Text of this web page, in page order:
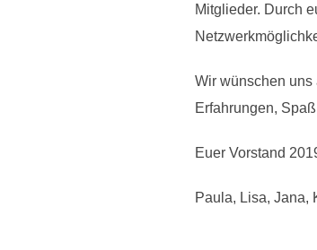
Mitglieder. Durch
Wir wünschen uns
Erfahrungen,
Euer Vorstand
Paula, Lisa, Jana,